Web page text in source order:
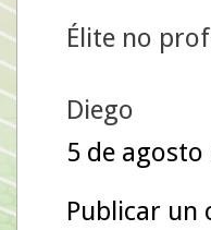
Élite no
Diego
5 de agosto
Publicar un